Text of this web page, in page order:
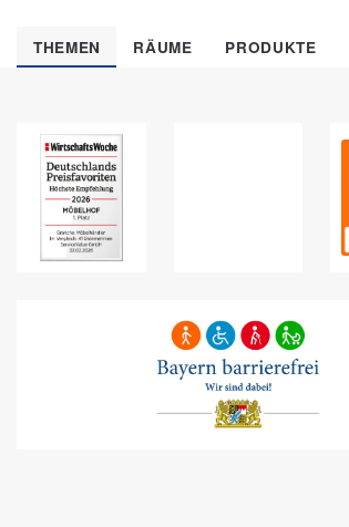
THEMEN RÄUME PRODUKTE